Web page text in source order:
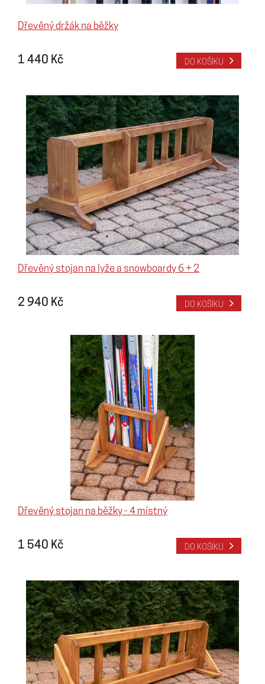
Dřevěný držák na běžky
1 440 Kč DO KOŠÍKU
Dřevěný stojan na lyže a snowboardy 6 + 2
2 940 Kč DO KOŠÍKU
Dřevěný stojan na běžky - 4 místný
1 540 Kč DO KOŠÍKU